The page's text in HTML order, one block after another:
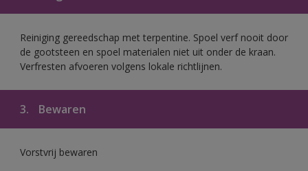
Reiniging gereedschap met terpentine. Spoel verf nooit door
de gootsteen en spoel materialen niet uit onder de kraan.
Verfresten afvoeren volgens lokale richtlijnen.
3. Bewaren
Vorstvrij bewaren